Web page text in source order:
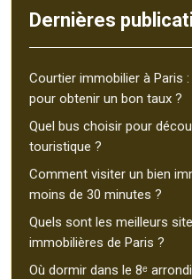
Dernières
Courtier immobilier à Paris
pour obtenir un bon taux ?
Quel bus choisir pour
touristique ?
Comment visiter un bien
moins de 30 minutes ?
Quels sont les meilleurs
immobilières de Paris ?
Où dormir dans le 8ᵉ